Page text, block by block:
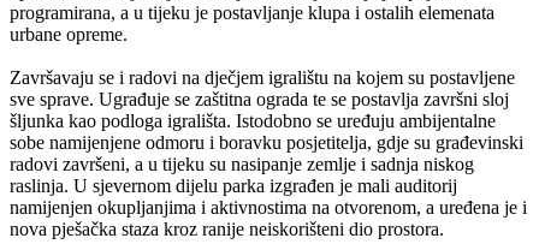
programirana, a u tijeku je postavljanje klupa i ostalih elemenata
urbane opreme.
Završavaju se i radovi na dječjem igralištu na kojem su postavljene
sve sprave. Ugrađuje se zaštitna ograda te se postavlja završni sloj
šljunka kao podloga igrališta. Istodobno se uređuju ambijentalne
sobe namijenjene odmoru i boravku posjetitelja, gdje su građevinski
radovi završeni, a u tijeku su nasipanje zemlje i sadnja niskog
raslinja. U sjevernom dijelu parka izgrađen je mali auditorij
namijenjen okupljanjima i aktivnostima na otvorenom, a uređena je i
nova pješačka staza kroz ranije neiskorišteni dio prostora.